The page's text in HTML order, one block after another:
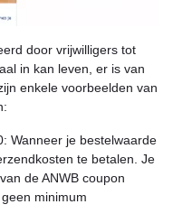
door vrijwilligers tot
in kan leven, er is van
enkele voorbeelden van
Wanneer je bestelwaarde
te betalen. Je
de ANWB coupon
minimum